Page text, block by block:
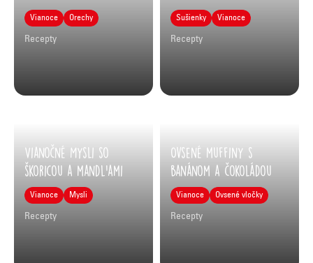
Vianoce Orechy
Recepty
Sušienky Vianoce
Recepty
Vianočné Mysli so
škoricou a mandľami
Vianoce Mysli
Recepty
Ovsené muffiny s
banánom a čokoládou
Vianoce Ovsené vločky
Recepty